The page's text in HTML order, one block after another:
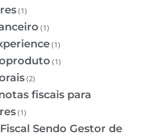
(1)
(1)
(1)
(1)
(2)
fiscais para
(1)
Sendo Gestor de